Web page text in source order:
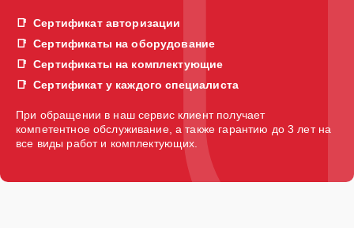
Сертификат авторизации
Сертификаты на оборудование
Сертификаты на комплектующие
Сертификат у каждого специалиста
При обращении в наш сервис клиент получает
компетентное обслуживание, а также гарантию до 3 лет на
все виды работ и комплектующих.